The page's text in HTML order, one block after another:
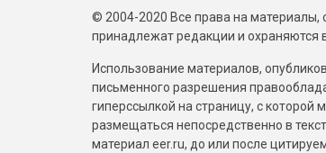
© 2004-2020 Все права на материалы,
принадлежат редакции и охраняются
Использование материалов,
письменного разрешения
гиперссылкой на страницу, с которой
размещаться непосредственно в
материал eer.ru, до или после